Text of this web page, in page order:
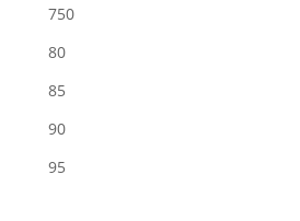
750
80
85
90
95